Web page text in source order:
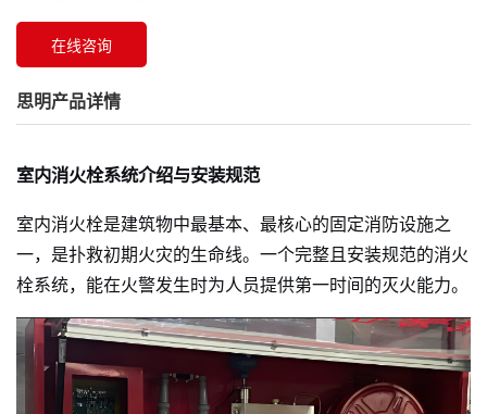
在线咨询
思明产品详情
室内消火栓系统介绍与安装规范
室内消火栓是建筑物中最基本、最核心的固定消防设施之
一，是扑救初期火灾的生命线。一个完整且安装规范的消火
栓系统，能在火警发生时为人员提供第一时间的灭火能力。